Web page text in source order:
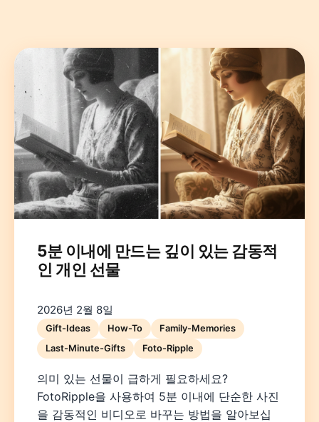
DeutschEnglish
NederlandsPolski
5분 이내에 만드는 깊이 있는 감동적
인 개인 선물
2026년 2월 8일
Gift-Ideas How-To
Family-Memories
Last-Minute-Gifts
Foto-Ripple
의미 있는 선물이 급하게 필요하세요?
FotoRipple을 사용하여 5분 이내에 단순한 사진
을 감동적인 비디오로 바꾸는 방법을 알아보십